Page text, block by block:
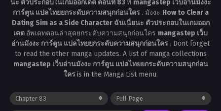
นะ ตัวประกอบในเกมออกเดต ตอนที่ 83ที่ mangastep เว็บอ่านมังงะ
การ์ตูน แปลไทยยกระดับความสนุกก่อนใคร . มังงะ How to Clear a
Dating Sim as a Side Character ฉันเนี่ยนะ ตัวประกอบในเกมออก
เดต อัพเดทตอนล่าสุดยกระดับความสนุกก่อนใคร mangastep เว็บ
อ่านมังงะ การ์ตูน แปลไทยยกระดับความสนุกก่อนใคร . Dont forget
to read the other manga updates. A list of manga collections
mangastep เว็บอ่านมังงะ การ์ตูน แปลไทยยกระดับความสนุกก่อน
ใครis in the Manga List menu.